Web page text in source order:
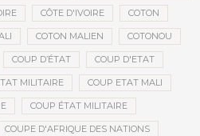
CÔTE D'IVOIRE COTON
COTON MALIEN COTONOU
COUP D’ÉTAT COUP D'ETAT
MILITAIRE COUP ETAT MALI
COUP ÉTAT MILITAIRE
COUPE D'AFRIQUE DES NATIONS